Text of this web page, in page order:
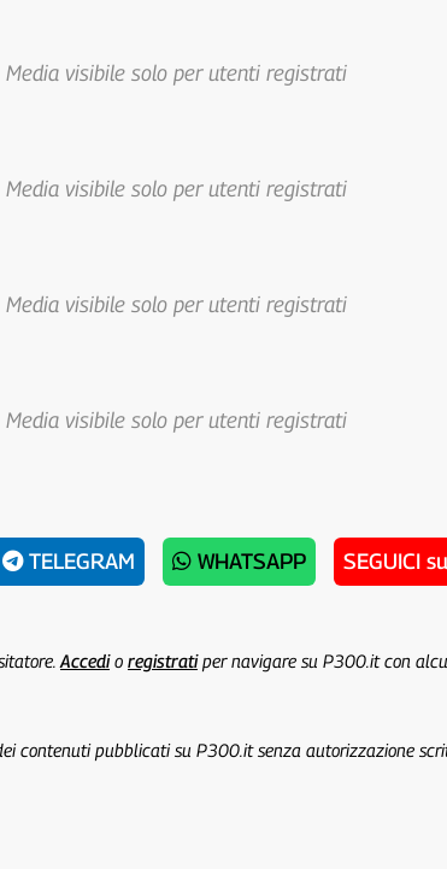
Media visibile solo per utenti registrati
Media visibile solo per utenti registrati
Media visibile solo per utenti registrati
Media visibile solo per utenti registrati
TELEGRAM WHATSAPP SEGUICI
Accedio registratiper navigare su P300.it con
contenuti pubblicati su P300.it senza autorizzazione